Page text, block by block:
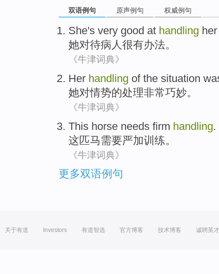
双语例句 原声例句 权威例句
She's very good at handling
她对待病人很有办法。
《牛津词典》
Her handling of the situation
她对情势的处理非常巧妙。
《牛津词典》
This horse needs firm handling.
这匹马需要严加训练。
《牛津词典》
更多双语例句
关于有道 Investors 有道智选 官方博客 技术博客 诚聘英才